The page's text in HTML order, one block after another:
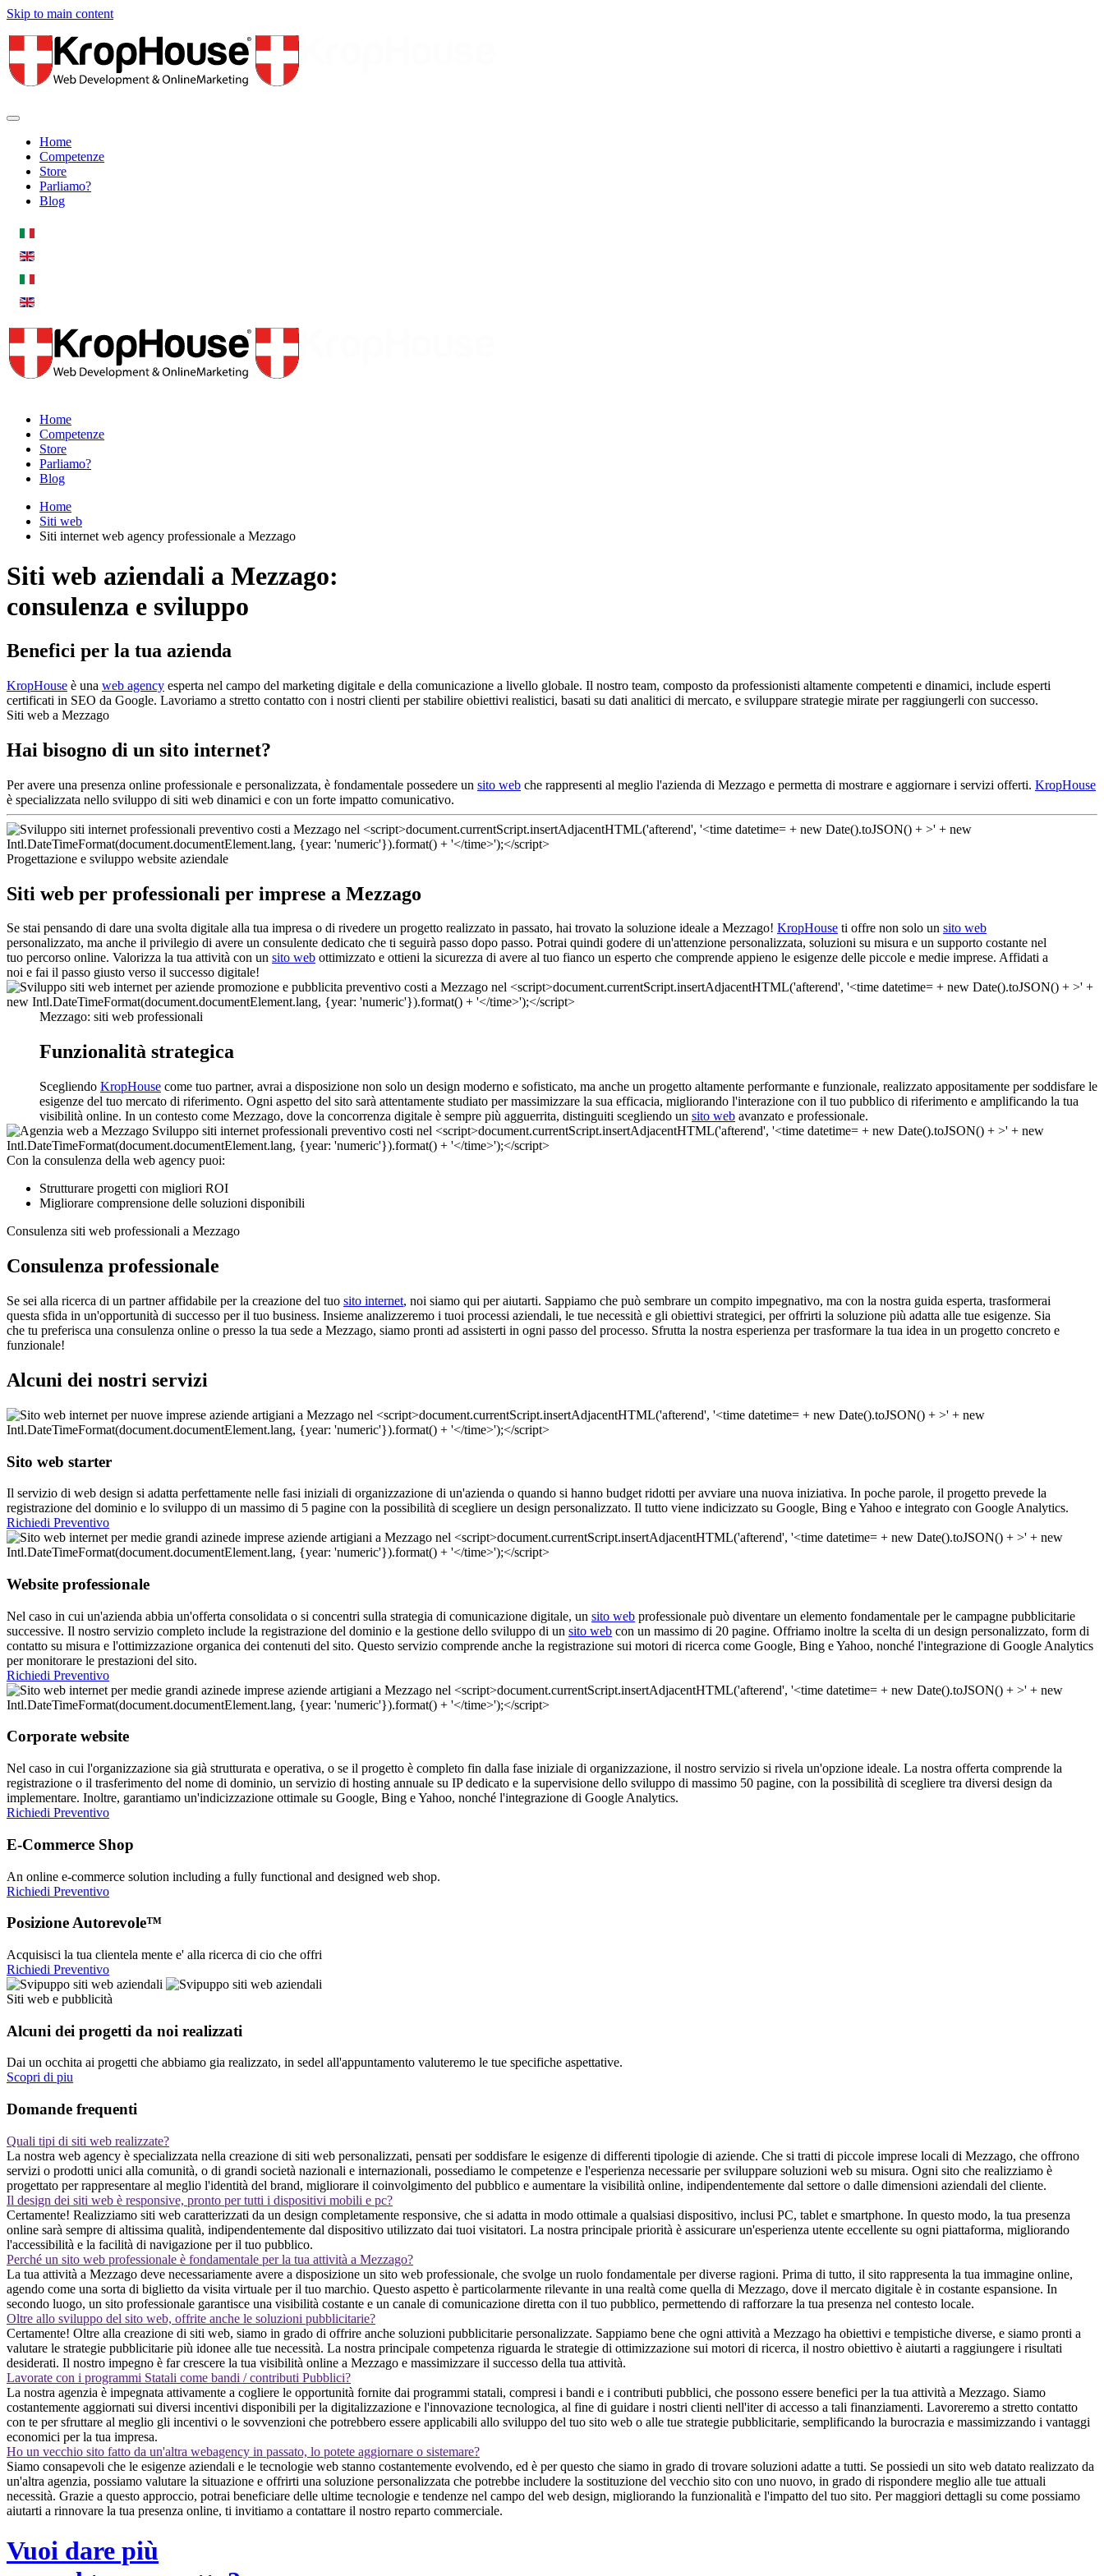
Skip to main content
Home
Competenze
Store
Parliamo?
Blog
Home
Competenze
Store
Parliamo?
Blog
Home
Siti web
Siti internet web agency professionale a Mezzago
Siti web aziendali a Mezzago:
consulenza e sviluppo
Benefici per la tua azienda
KropHouse è una web agency esperta nel campo del marketing digitale e della comunicazione a livello globale. Il nostro team, composto da professionisti altamente competenti e dinamici, include esperti
certificati in SEO da Google. Lavoriamo a stretto contatto con i nostri clienti per stabilire obiettivi realistici, basati su dati analitici di mercato, e sviluppare strategie mirate per raggiungerli con successo.
Siti web a Mezzago
Hai bisogno di un sito internet?
Per avere una presenza online professionale e personalizzata, è fondamentale possedere un sito web che rappresenti al meglio l'azienda di Mezzago e permetta di mostrare e aggiornare i servizi offerti. KropHouse
è specializzata nello sviluppo di siti web dinamici e con un forte impatto comunicativo.
Progettazione e sviluppo website aziendale
Siti web per professionali per imprese a Mezzago
Se stai pensando di dare una svolta digitale alla tua impresa o di rivedere un progetto realizzato in passato, hai trovato la soluzione ideale a Mezzago! KropHouse ti offre non solo un sito web
personalizzato, ma anche il privilegio di avere un consulente dedicato che ti seguirà passo dopo passo. Potrai quindi godere di un'attenzione personalizzata, soluzioni su misura e un supporto costante nel
tuo percorso online. Valorizza la tua attività con un sito web ottimizzato e ottieni la sicurezza di avere al tuo fianco un esperto che comprende appieno le esigenze delle piccole e medie imprese. Affidati a
noi e fai il passo giusto verso il successo digitale!
Mezzago: siti web professionali
Funzionalità strategica
Scegliendo KropHouse come tuo partner, avrai a disposizione non solo un design moderno e sofisticato, ma anche un progetto altamente performante e funzionale, realizzato appositamente per soddisfare le
esigenze del tuo mercato di riferimento. Ogni aspetto del sito sarà attentamente studiato per massimizzare la sua efficacia, migliorando l'interazione con il tuo pubblico di riferimento e amplificando la tua
visibilità online. In un contesto come Mezzago, dove la concorrenza digitale è sempre più agguerrita, distinguiti scegliendo un sito web avanzato e professionale.
Con la consulenza della web agency puoi:
Strutturare progetti con migliori ROI
Migliorare comprensione delle soluzioni disponibili
Consulenza siti web professionali a Mezzago
Consulenza professionale
Se sei alla ricerca di un partner affidabile per la creazione del tuo sito internet, noi siamo qui per aiutarti. Sappiamo che può sembrare un compito impegnativo, ma con la nostra guida esperta, trasformerai
questa sfida in un'opportunità di successo per il tuo business. Insieme analizzeremo i tuoi processi aziendali, le tue necessità e gli obiettivi strategici, per offrirti la soluzione più adatta alle tue esigenze. Sia
che tu preferisca una consulenza online o presso la tua sede a Mezzago, siamo pronti ad assisterti in ogni passo del processo. Sfrutta la nostra esperienza per trasformare la tua idea in un progetto concreto e
funzionale!
Alcuni dei nostri servizi
Sito web starter
Il servizio di web design si adatta perfettamente nelle fasi iniziali di organizzazione di un'azienda o quando si hanno budget ridotti per avviare una nuova iniziativa. In poche parole, il progetto prevede la
registrazione del dominio e lo sviluppo di un massimo di 5 pagine con la possibilità di scegliere un design personalizzato. Il tutto viene indicizzato su Google, Bing e Yahoo e integrato con Google Analytics.
Richiedi Preventivo
Website professionale
Nel caso in cui un'azienda abbia un'offerta consolidata o si concentri sulla strategia di comunicazione digitale, un sito web professionale può diventare un elemento fondamentale per le campagne pubblicitarie
successive. Il nostro servizio completo include la registrazione del dominio e la gestione dello sviluppo di un sito web con un massimo di 20 pagine. Offriamo inoltre la scelta di un design personalizzato, form di
contatto su misura e l'ottimizzazione organica dei contenuti del sito. Questo servizio comprende anche la registrazione sui motori di ricerca come Google, Bing e Yahoo, nonché l'integrazione di Google Analytics
per monitorare le prestazioni del sito.
Richiedi Preventivo
Corporate website
Nel caso in cui l'organizzazione sia già strutturata e operativa, o se il progetto è completo fin dalla fase iniziale di organizzazione, il nostro servizio si rivela un'opzione ideale. La nostra offerta comprende la
registrazione o il trasferimento del nome di dominio, un servizio di hosting annuale su IP dedicato e la supervisione dello sviluppo di massimo 50 pagine, con la possibilità di scegliere tra diversi design da
implementare. Inoltre, garantiamo un'indicizzazione ottimale su Google, Bing e Yahoo, nonché l'integrazione di Google Analytics.
Richiedi Preventivo
E-Commerce Shop
An online e-commerce solution including a fully functional and designed web shop.
Richiedi Preventivo
Posizione Autorevole™
Acquisisci la tua clientela mente e' alla ricerca di cio che offri
Richiedi Preventivo
Siti web e pubblicità
Alcuni dei progetti da noi realizzati
Dai un occhita ai progetti che abbiamo gia realizzato, in sedel all'appuntamento valuteremo le tue specifiche aspettative.
Scopri di piu
Domande frequenti
Quali tipi di siti web realizzate?
La nostra web agency è specializzata nella creazione di siti web personalizzati, pensati per soddisfare le esigenze di differenti tipologie di aziende. Che si tratti di piccole imprese locali di Mezzago, che offrono
servizi o prodotti unici alla comunità, o di grandi società nazionali e internazionali, possediamo le competenze e l'esperienza necessarie per sviluppare soluzioni web su misura. Ogni sito che realizziamo è
progettato per rappresentare al meglio l'identità del brand, migliorare il coinvolgimento del pubblico e aumentare la visibilità online, indipendentemente dal settore o dalle dimensioni aziendali del cliente.
Il design dei siti web è responsive, pronto per tutti i dispositivi mobili e pc?
Certamente! Realizziamo siti web caratterizzati da un design completamente responsive, che si adatta in modo ottimale a qualsiasi dispositivo, inclusi PC, tablet e smartphone. In questo modo, la tua presenza
online sarà sempre di altissima qualità, indipendentemente dal dispositivo utilizzato dai tuoi visitatori. La nostra principale priorità è assicurare un'esperienza utente eccellente su ogni piattaforma, migliorando
l'accessibilità e la facilità di navigazione per il tuo pubblico.
Perché un sito web professionale è fondamentale per la tua attività a Mezzago?
La tua attività a Mezzago deve necessariamente avere a disposizione un sito web professionale, che svolge un ruolo fondamentale per diverse ragioni. Prima di tutto, il sito rappresenta la tua immagine online,
agendo come una sorta di biglietto da visita virtuale per il tuo marchio. Questo aspetto è particolarmente rilevante in una realtà come quella di Mezzago, dove il mercato digitale è in costante espansione. In
secondo luogo, un sito professionale garantisce una visibilità costante e un canale di comunicazione diretta con il tuo pubblico, permettendo di rafforzare la tua presenza nel contesto locale.
Oltre allo sviluppo del sito web, offrite anche le soluzioni pubblicitarie?
Certamente! Oltre alla creazione di siti web, siamo in grado di offrire anche soluzioni pubblicitarie personalizzate. Sappiamo bene che ogni attività a Mezzago ha obiettivi e tempistiche diverse, e siamo pronti a
valutare le strategie pubblicitarie più idonee alle tue necessità. La nostra principale competenza riguarda le strategie di ottimizzazione sui motori di ricerca, il nostro obiettivo è aiutarti a raggiungere i risultati
desiderati. Il nostro impegno è far crescere la tua visibilità online a Mezzago e massimizzare il successo della tua attività.
Lavorate con i programmi Statali come bandi / contributi Pubblici?
La nostra agenzia è impegnata attivamente a cogliere le opportunità fornite dai programmi statali, compresi i bandi e i contributi pubblici, che possono essere benefici per la tua attività a Mezzago. Siamo
costantemente aggiornati sui diversi incentivi disponibili per la digitalizzazione e l'innovazione tecnologica, al fine di guidare i nostri clienti nell'iter di accesso a tali finanziamenti. Lavoreremo a stretto contatto
con te per sfruttare al meglio gli incentivi o le sovvenzioni che potrebbero essere applicabili allo sviluppo del tuo sito web o alle tue strategie pubblicitarie, semplificando la burocrazia e massimizzando i vantaggi
economici per la tua impresa.
Ho un vecchio sito fatto da un'altra webagency in passato, lo potete aggiornare o sistemare?
Siamo consapevoli che le esigenze aziendali e le tecnologie web stanno costantemente evolvendo, ed è per questo che siamo in grado di trovare soluzioni adatte a tutti. Se possiedi un sito web datato realizzato da
un'altra agenzia, possiamo valutare la situazione e offrirti una soluzione personalizzata che potrebbe includere la sostituzione del vecchio sito con uno nuovo, in grado di rispondere meglio alle tue attuali
necessità. Grazie a questo approccio, potrai beneficiare delle ultime tecnologie e tendenze nel campo del web design, migliorando la funzionalità e l'impatto del tuo sito. Per maggiori dettagli su come possiamo
aiutarti a rinnovare la tua presenza online, ti invitiamo a contattare il nostro reparto commerciale.
Vuoi dare più